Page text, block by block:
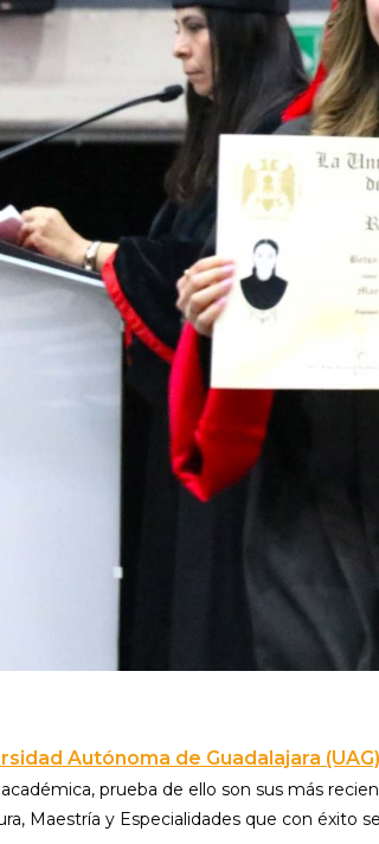
Autónoma de Guadalajara (UAG)
prueba de ello son sus más
Maestría y Especialidades que con éxito